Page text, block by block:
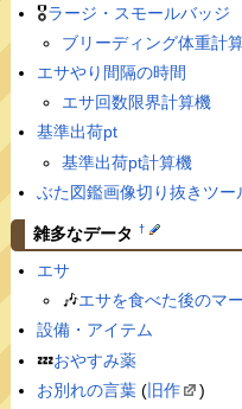
🎖ラージ・スモールバッジ
ブリーディング体重計
エサやり間隔の時間
エサ回数限界計算機
基準出荷pt
基準出荷pt計算機
ぶた図鑑画像切り抜きツー
雑多なデータ †
エサ
🎶エサを食べた後のマ
設備・アイテム
💤おやすみ薬
お別れの言葉(旧作
)